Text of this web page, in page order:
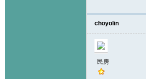
choyolin
民房